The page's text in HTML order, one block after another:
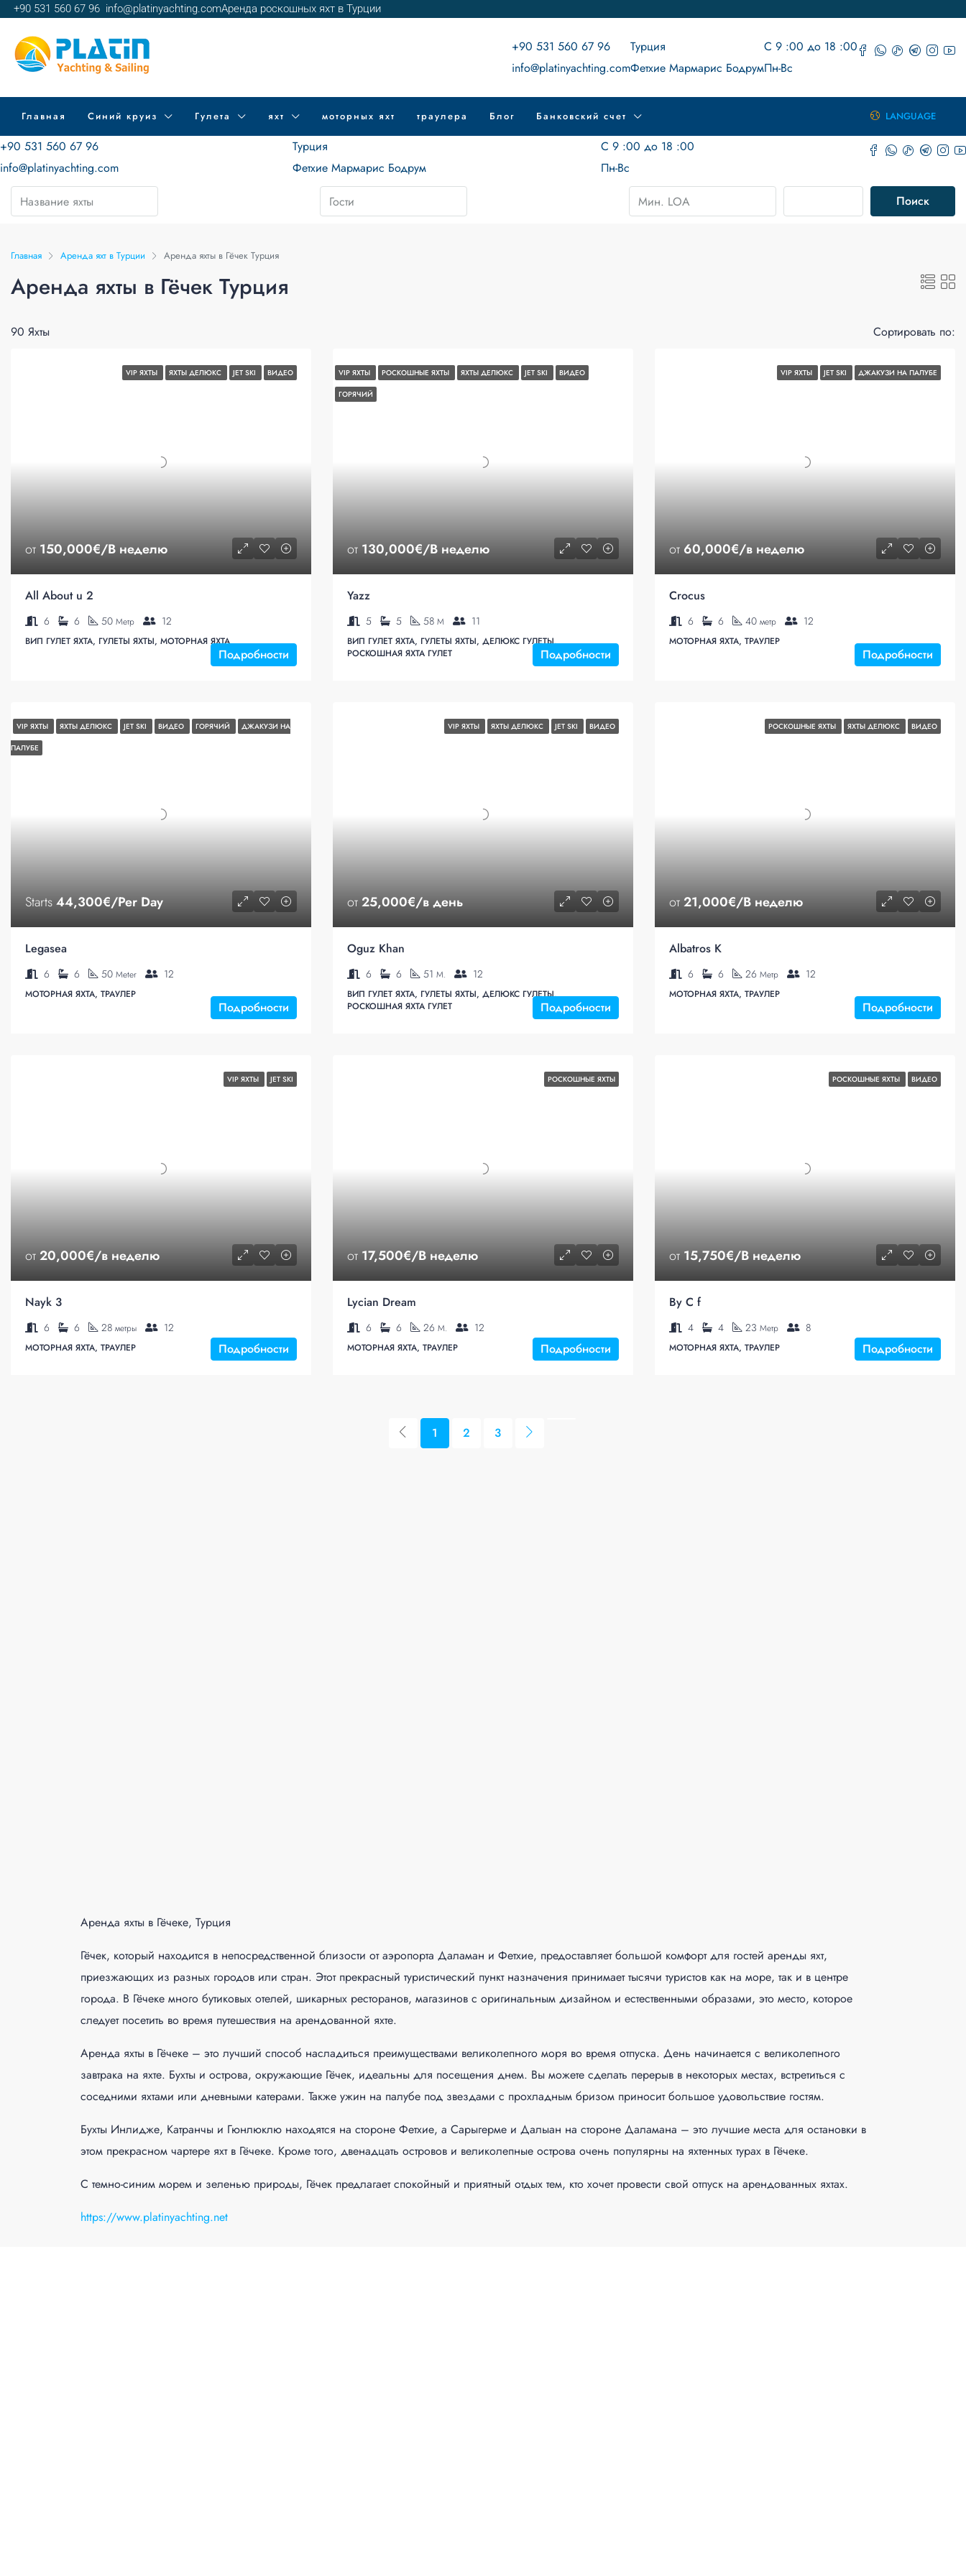
+90 531 560 67 96 info@platinyachting.comАренда роскошных яхт в Турции
+90 531 560 67 96
info@platinyachting.com
Турция
Фетхие Мармарис Бодрум
С 9 :00 до 18 :00
Пн-Вс
Главная Синий круиз Гулета яхт моторных яхт траулера Блог Банковский счет LANGUAGE
+90 531 560 67 96
info@platinyachting.com
Турция
Фетхие Мармарис Бодрум
С 9 :00 до 18 :00
Пн-Вс
Поиск
Главная Аренда яхт в Турции Аренда яхты в Гёчек Турция
Аренда яхты в Гёчек Турция
90 Яхты Сортировать по:
VIP ЯХТЫ ЯХТЫ ДЕЛЮКС JET SKI ВИДЕО
от 150,000€/В неделю
All About u 2
6 6 50 Метр 12
ВИП ГУЛЕТ ЯХТА, ГУЛЕТЫ ЯХТЫ, МОТОРНАЯ ЯХТА
Подробности
VIP ЯХТЫ РОСКОШНЫЕ ЯХТЫ ЯХТЫ ДЕЛЮКС JET SKI
ВИДЕО
ГОРЯЧИЙ
от 130,000€/В неделю
Yazz
5 5 58 M 11
ВИП ГУЛЕТ ЯХТА, ГУЛЕТЫ ЯХТЫ, ДЕЛЮКС ГУЛЕТЫ,
РОСКОШНАЯ ЯХТА ГУЛЕТ
Подробности
VIP ЯХТЫ JET SKI ДЖАКУЗИ НА ПАЛУБЕ
от 60,000€/в неделю
Crocus
6 6 40 метр 12
МОТОРНАЯ ЯХТА, ТРАУЛЕР
Подробности
VIP ЯХТЫ ЯХТЫ ДЕЛЮКС JET SKI ВИДЕО ГОРЯЧИЙ
ДЖАКУЗИ НА
ПАЛУБЕ
Starts44,300€/Per Day
Legasea
6 6 50 Meter 12
МОТОРНАЯ ЯХТА, ТРАУЛЕР
Подробности
VIP ЯХТЫ ЯХТЫ ДЕЛЮКС JET SKI ВИДЕО
от25,000€/в день
Oguz Khan
6 6 51 M. 12
ВИП ГУЛЕТ ЯХТА, ГУЛЕТЫ ЯХТЫ, ДЕЛЮКС ГУЛЕТЫ,
РОСКОШНАЯ ЯХТА ГУЛЕТ
Подробности
РОСКОШНЫЕ ЯХТЫ ЯХТЫ ДЕЛЮКС ВИДЕО
от21,000€/В неделю
Albatros K
6 6 26 Метр 12
МОТОРНАЯ ЯХТА, ТРАУЛЕР
Подробности
VIP ЯХТЫ JET SKI
от20,000€/в неделю
Nayk 3
6 6 28 метры 12
МОТОРНАЯ ЯХТА, ТРАУЛЕР Подробности
РОСКОШНЫЕ ЯХТЫ
от 17,500€/В неделю
Lycian Dream
6 6 26 M. 12
МОТОРНАЯ ЯХТА, ТРАУЛЕР Подробности
РОСКОШНЫЕ ЯХТЫ ВИДЕО
от 15,750€/В неделю
By C f
4 4 23 Метр 8
МОТОРНАЯ ЯХТА, ТРАУЛЕР Подробности
1 2 3
Аренда яхты в Гёчеке, Турция
Гёчек, который находится в непосредственной близости от аэропорта Даламан и Фетхие, предоставляет большой комфорт для гостей аренды яхт,
приезжающих из разных городов или стран. Этот прекрасный туристический пункт назначения принимает тысячи туристов как на море, так и в центре
города. В Гёчеке много бутиковых отелей, шикарных ресторанов, магазинов с оригинальным дизайном и естественными образами, это место, которое
следует посетить во время путешествия на арендованной яхте.
Аренда яхты в Гёчеке – это лучший способ насладиться преимуществами великолепного моря во время отпуска. День начинается с великолепного
завтрака на яхте. Бухты и острова, окружающие Гёчек, идеальны для посещения днем. Вы можете сделать перерыв в некоторых местах, встретиться с
соседними яхтами или дневными катерами. Также ужин на палубе под звездами с прохладным бризом приносит большое удовольствие гостям.
Бухты Инлидже, Катранчы и Гюнлюклю находятся на стороне Фетхие, а Сарыгерме и Далыан на стороне Даламана – это лучшие места для остановки в
этом прекрасном чартере яхт в Гёчеке. Кроме того, двенадцать островов и великолепные острова очень популярны на яхтенных турах в Гёчеке.
С темно-синим морем и зеленью природы, Гёчек предлагает спокойный и приятный отдых тем, кто хочет провести свой отпуск на арендованных яхтах.
https://www.platinyachting.net